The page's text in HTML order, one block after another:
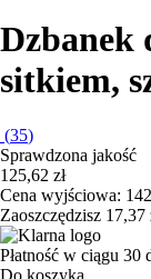
Dzbanek
sitkiem,
(35)
Sprawdzona jakość
125,62 zł
Cena wyjściowa:
Zaoszczędzisz 17,37
Płatność w ciągu 30
Do koszyka